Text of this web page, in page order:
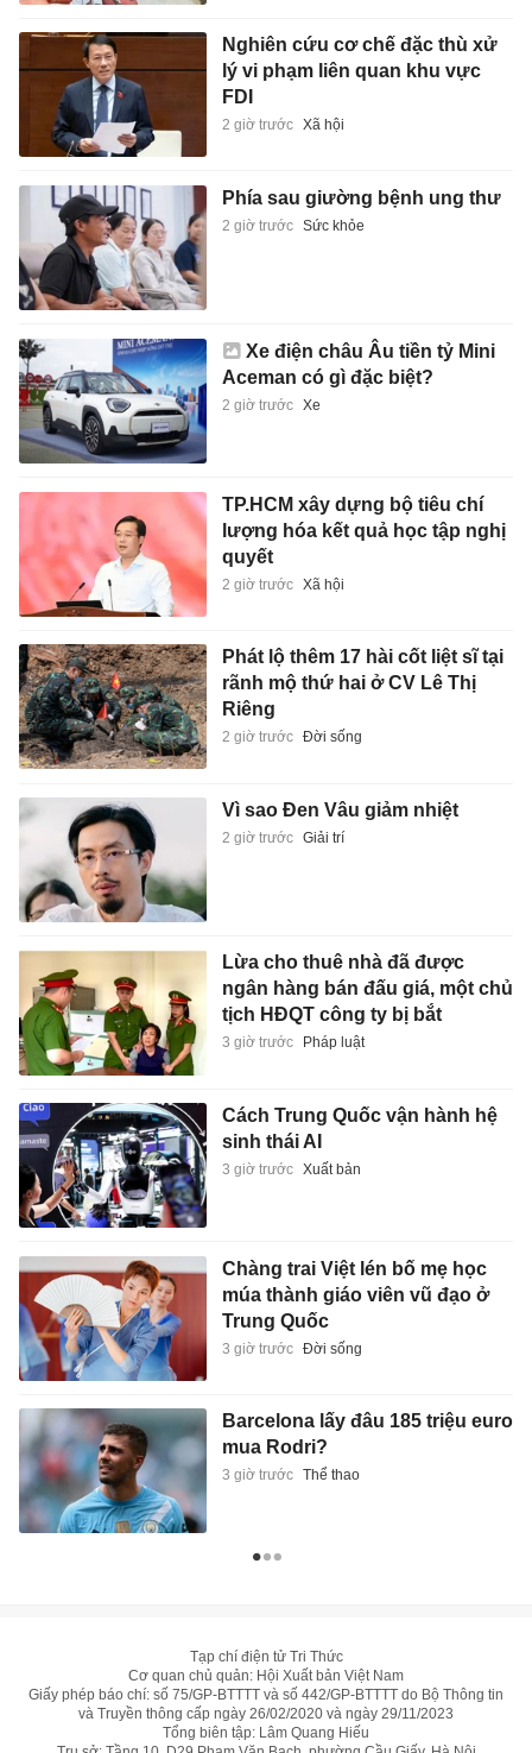
Nghiên cứu cơ chế đặc thù xử
lý vi phạm liên quan khu vực
FDI
2 giờ trước Xã hội
Phía sau giường bệnh ung thư
2 giờ trước Sức khỏe
Xe điện châu Âu tiền tỷ Mini
Aceman có gì đặc biệt?
2 giờ trước Xe
TP.HCM xây dựng bộ tiêu chí
lượng hóa kết quả học tập nghị
quyết
2 giờ trước Xã hội
Phát lộ thêm 17 hài cốt liệt sĩ tại
rãnh mộ thứ hai ở CV Lê Thị
Riêng
2 giờ trước Đời sống
Vì sao Đen Vâu giảm nhiệt
2 giờ trước Giải trí
Lừa cho thuê nhà đã được
ngân hàng bán đấu giá, một chủ
tịch HĐQT công ty bị bắt
3 giờ trước Pháp luật
Cách Trung Quốc vận hành hệ
sinh thái AI
3 giờ trước Xuất bản
Chàng trai Việt lén bố mẹ học
múa thành giáo viên vũ đạo ở
Trung Quốc
3 giờ trước Đời sống
Barcelona lấy đâu 185 triệu euro
mua Rodri?
3 giờ trước Thể thao
Tạp chí điện tử Tri Thức
Cơ quan chủ quản: Hội Xuất bản Việt Nam
Giấy phép báo chí: số 75/GP-BTTTT và số 442/GP-BTTTT do Bộ Thông tin
và Truyền thông cấp ngày 26/02/2020 và ngày 29/11/2023
Tổng biên tập: Lâm Quang Hiếu